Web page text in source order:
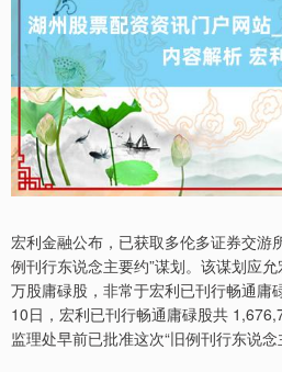
宏利金融公布，已获取多伦多证券交游
例刊行东说念主要约”谋划。该谋划应
万股庸碌股，非常于宏利已刊行畅通庸
10日，宏利已刊行畅通庸碌股共
监理处早前已批准这次“旧例刊行东说念